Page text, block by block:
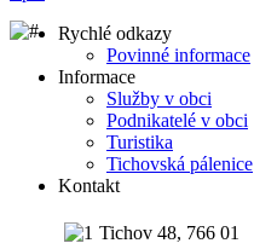
Rychlé odkazy
Povinné informace
Informace
Služby v obci
Podnikatelé v obci
Turistika
Tichovská pálenice
Kontakt
Tichov 48, 766 01